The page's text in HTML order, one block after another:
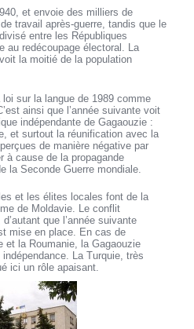
et envoie des milliers de
travail après-guerre, tandis que le
entre les Républiques
au redécoupage électoral. La
la moitié de la population
sur la langue de 1989 comme
ainsi que l’année suivante voit
indépendante de Gagaouzie :
et surtout la réunification avec la
de manière négative par
à cause de la propagande
la Seconde Guerre mondiale.
et les élites locales font de la
de Moldavie. Le conflit
que l’année suivante
mise en place. En cas de
et la Roumanie, la Gagaouzie
La Turquie, très
ici un rôle apaisant.